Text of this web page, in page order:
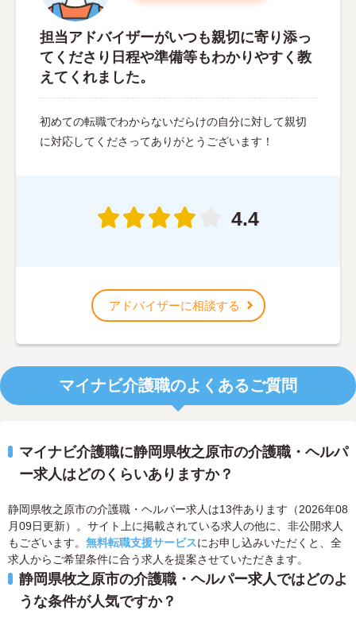
担当アドバイザーがいつも親切に寄り添っ
てくださり日程や準備等もわかりやすく教
えてくれました。
初めての転職でわからないだらけの自分に対して親切
に対応してくださってありがとうございます！
4.4
アドバイザーに相談する
マイナビ介護職のよくあるご質問
マイナビ介護職に静岡県牧之原市の介護職・ヘルパ
ー求人はどのくらいありますか？
静岡県牧之原市の介護職・ヘルパー求人は13件あります（2026年08
月09日更新）。サイト上に掲載されている求人の他に、非公開求人
もございます。 無料転職支援サービスにお申し込みいただくと、全
求人からご希望条件に合う求人を提案させていただきます。
静岡県牧之原市の介護職・ヘルパー求人ではどのよ
うな条件が人気ですか？